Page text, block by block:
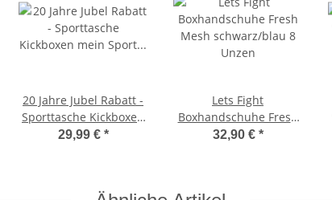
20 Jahre Jubel Rabatt -
Sporttasche Kickboxen
mein Sport schwarz 70
29,99 € *
Lets Fight
Boxhandschuhe Fresh
Mesh schwarz/blau 8
32,90 € *